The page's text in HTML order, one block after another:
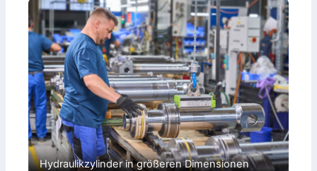
Hydraulikzylinder in größeren Dimensionen